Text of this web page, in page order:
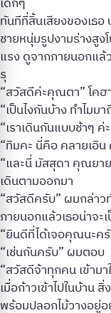
ทันทีที่สิ้นเสียงของเธ
ชายหนุ่มรูปงามร่างสู
แรง ดูจากภายนอกแล้
รุ
“สวัสดีค่ะคุณตา” โคฮ
“เป็นไงกันบ้าง ทำไม
“เราเดินกันแบบช้าๆ ค่
“ทิมคะ นี่คือ คลายเอิ
“และนี่ มัสสุดา คุณยา
เดินตามออกมา
“สวัสดีครับ” ผมกล่า
ภายนอกแล้วเธอน่าจะ
“ยินดีที่ได้เจอคุณนะค
“เช่นกันครับ” ผมตอบ
“สวัสดีจ้าทุกคน เข้าม
เมื่อก้าวเข้าไปในบ้าน
พร้อมปลอกไม้วางอยู่